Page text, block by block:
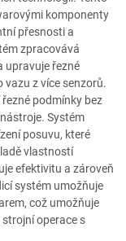
komponenty
přesnosti a
zpracovává
upravuje řezné
z více senzorů.
podmínky bez
Systém
posuvu, které
vlastností
efektivitu a zároveň
systém umožňuje
což umožňuje
operace s